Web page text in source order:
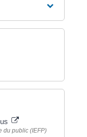
du public (IEFP)